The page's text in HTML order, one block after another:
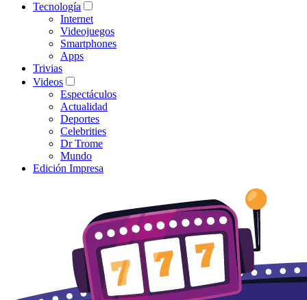
Tecnología
Internet
Videojuegos
Smartphones
Apps
Trivias
Videos
Espectáculos
Actualidad
Deportes
Celebrities
Dr Trome
Mundo
Edición Impresa